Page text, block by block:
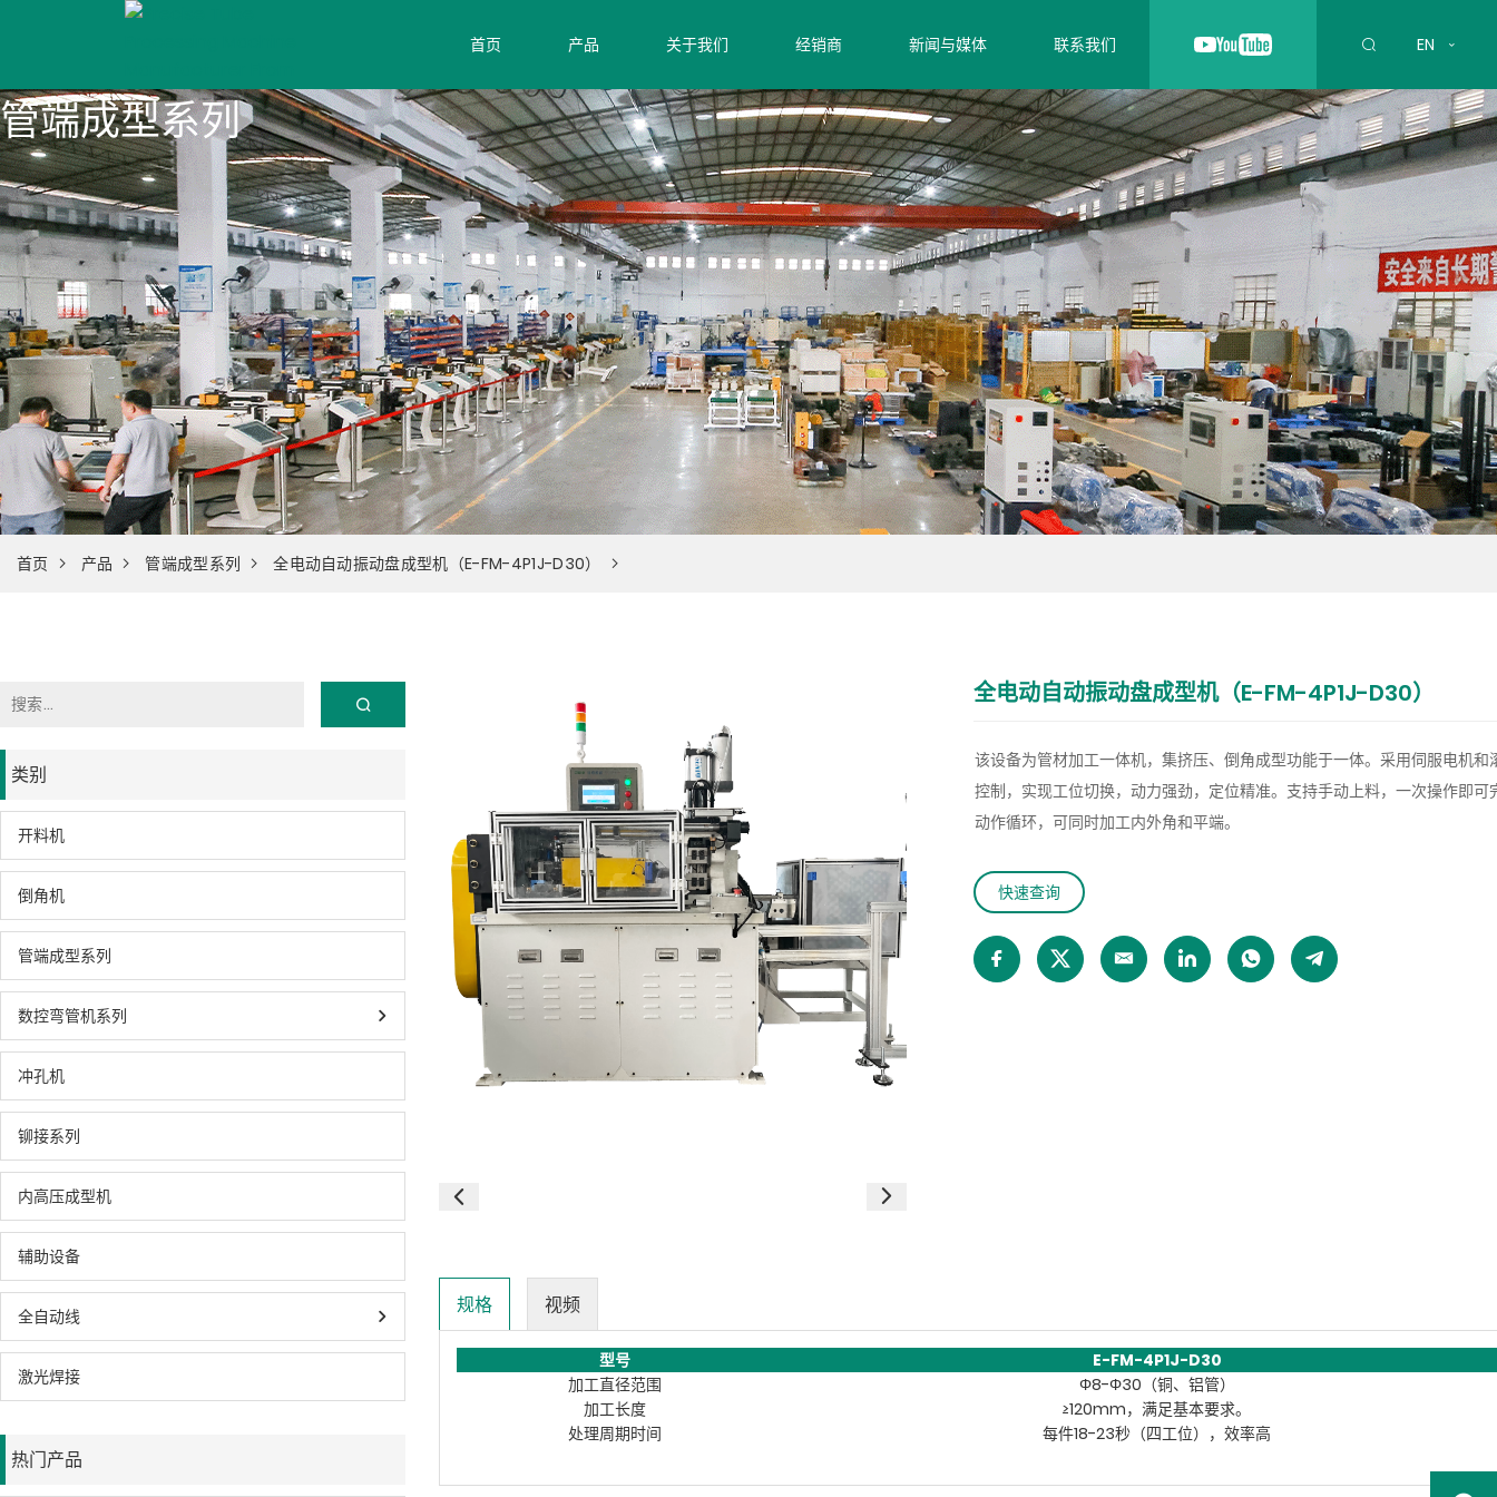
首页 产品 关于我们 经销商 新闻与媒体 联系我们 EN
管端成型系列
首页 产品 管端成型系列 全电动自动振动盘成型机（E-FM-4P1J-D30）
全电动自动振动盘成型机（E-FM-4P1J-D30）
该设备为管材加工一体机，集挤压、倒角成型功能于一体。采用伺服电机和
控制，实现工位切换，动力强劲，定位精准。支持手动上料，一次操作即可
动作循环，可同时加工内外角和平端。
快速查询
规格 视频
型号
E-FM-4P1J-D30
加工直径范围
Φ8-Φ30（铜、铝管）
加工长度
≥120mm，满足基本要求。
处理周期时间
每件18-23秒（四工位），效率高
类别
开料机
倒角机
管端成型系列
数控弯管机系列
冲孔机
铆接系列
内高压成型机
辅助设备
全自动线
激光焊接
热门产品